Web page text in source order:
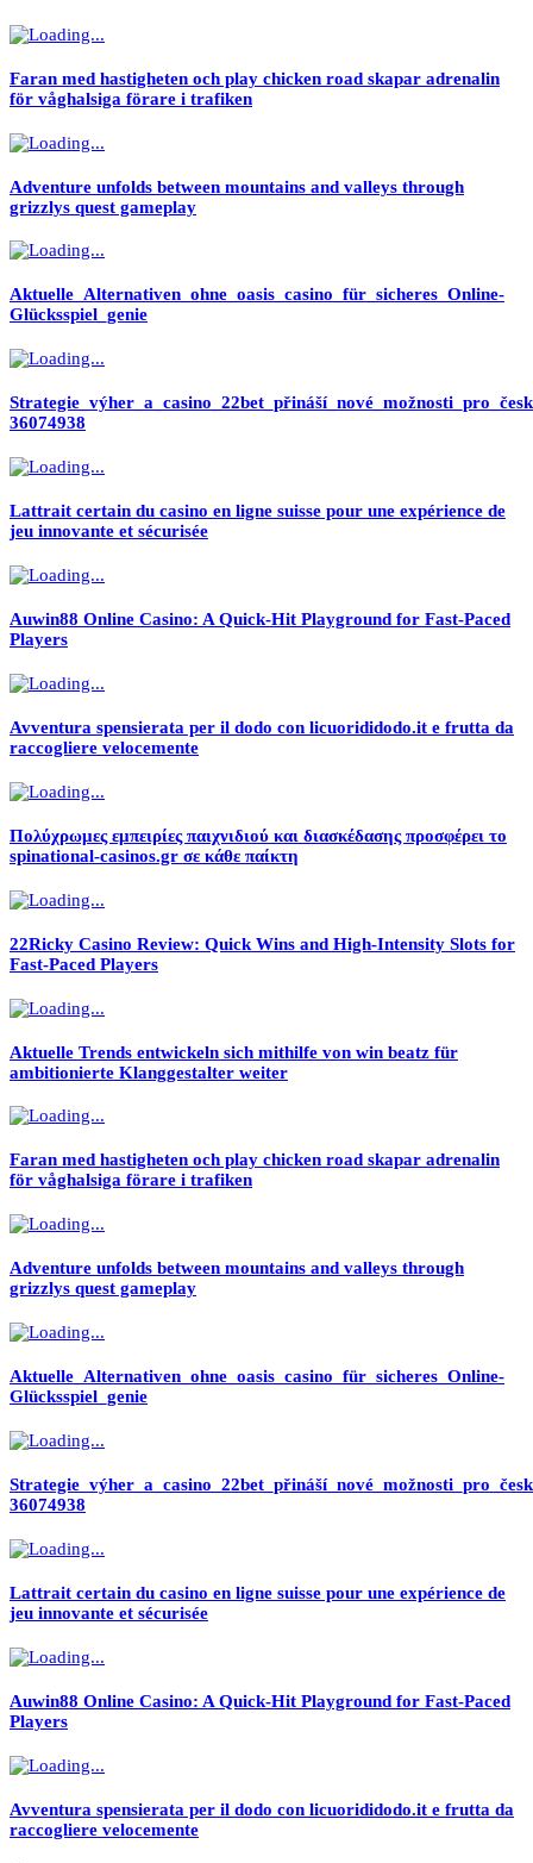
Faran med hastigheten och play chicken road skapar adrenalin
för våghalsiga förare i trafiken
Adventure unfolds between mountains and valleys through
grizzlys quest gameplay
Aktuelle_Alternativen_ohne_oasis_casino_für_sicheres_Online-
Glücksspiel_genie
36074938
Lattrait certain du casino en ligne suisse pour une expérience de
jeu innovante et sécurisée
Auwin88 Online Casino: A Quick‑Hit Playground for Fast‑Paced
Players
Avventura spensierata per il dodo con licuorididodo.it e frutta da
raccogliere velocemente
Πολύχρωμες εμπειρίες παιχνιδιού και διασκέδασης προσφέρει το
spinational-casinos.gr σε κάθε παίκτη
22Ricky Casino Review: Quick Wins and High‑Intensity Slots for
Fast‑Paced Players
Aktuelle Trends entwickeln sich mithilfe von win beatz für
ambitionierte Klanggestalter weiter
Faran med hastigheten och play chicken road skapar adrenalin
för våghalsiga förare i trafiken
Adventure unfolds between mountains and valleys through
grizzlys quest gameplay
Aktuelle_Alternativen_ohne_oasis_casino_für_sicheres_Online-
Glücksspiel_genie
36074938
Lattrait certain du casino en ligne suisse pour une expérience de
jeu innovante et sécurisée
Auwin88 Online Casino: A Quick‑Hit Playground for Fast‑Paced
Players
Avventura spensierata per il dodo con licuorididodo.it e frutta da
raccogliere velocemente